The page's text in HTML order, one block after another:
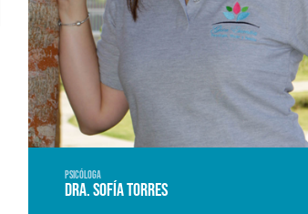
PSICÓLOGA
Dra. Sofía Torres